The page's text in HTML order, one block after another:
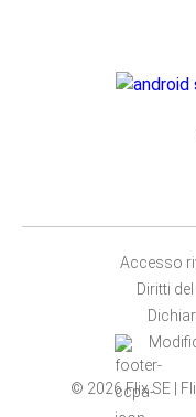
Accesso
Diritti
© 2026 Flix SE |